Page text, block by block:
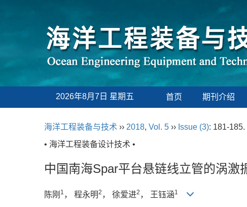
2026年8月7日 星期五 首页 期刊介绍
海洋工程装备与技术 ›› 2018, Vol. 5 ›› Issue (3): 181-185.
• 海洋工程装备设计技术 •
中国南海Spar平台悬链线立管的涡激
陈刚 1 ， 程永明2 ， 徐爱进2 ， 王钰涵1